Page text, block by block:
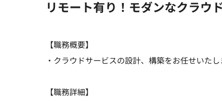
リモート有り！モダンなクラウ
【職務概要】
・クラウドサービスの設計、構築をお任せいたし
【職務詳細】